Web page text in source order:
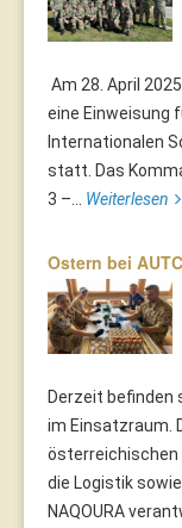
Am 28. April
eine Einweisung
Internationalen
statt. Das
3 –... Weiterlesen
Ostern bei
Derzeit befinden
im Einsatzraum.
österreichischen
die Logistik
NAQOURA